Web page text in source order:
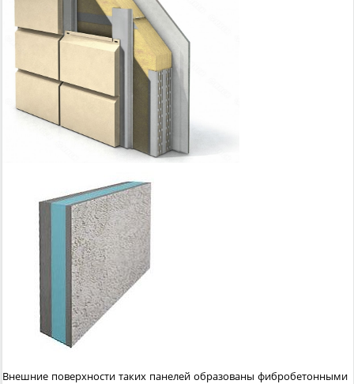
Внешние поверхности таких панелей образованы фибробетонными